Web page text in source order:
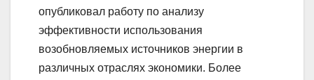
опубликовал работу по анализу
эффективности использования
возобновляемых источников энергии в
различных отраслях экономики. Более